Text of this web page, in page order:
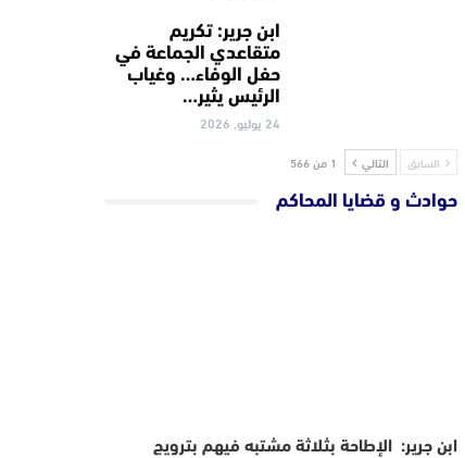
ابن جرير: تكريم
متقاعدي الجماعة في
حفل الوفاء… وغياب
الرئيس يثير…
24 يوليو, 2026
السابق التالي 1 من 566
حوادث و قضايا المحاكم
ابن جرير: الإطاحة بثلاثة مشتبه فيهم بترويج